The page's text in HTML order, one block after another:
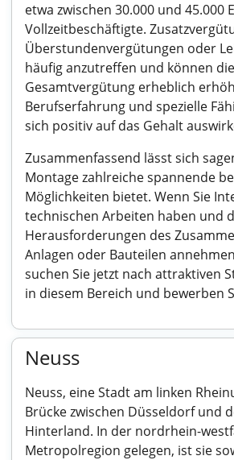
etwa zwischen 30.000 und 45.000
Vollzeitbeschäftigte.
Überstundenvergütungen oder
häufig anzutreffen und können die
Gesamtvergütung erheblich
Berufserfahrung und spezielle
sich positiv auf das Gehalt
Zusammenfassend lässt sich
Montage zahlreiche spannende
Möglichkeiten bietet. Wenn Sie
technischen Arbeiten haben und
Herausforderungen des
Anlagen oder Bauteilen
suchen Sie jetzt nach attraktiven
in diesem Bereich und bewerben
Neuss
Neuss, eine Stadt am linken
Brücke zwischen Düsseldorf und
Hinterland. In der nordrhein-
Metropolregion gelegen, ist sie